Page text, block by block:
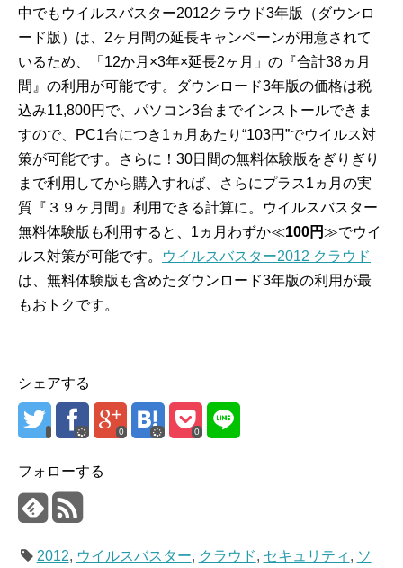
中でもウイルスバスター2012クラウド3年版（ダウンロ
ード版）は、2ヶ月間の延長キャンペーンが用意されて
いるため、「12か月×3年×延長2ヶ月」の『合計38ヵ月
間』の利用が可能です。ダウンロード3年版の価格は税
込み11,800円で、パソコン3台までインストールできま
すので、PC1台につき1ヵ月あたり“103円”でウイルス対
策が可能です。さらに！30日間の無料体験版をぎりぎり
まで利用してから購入すれば、さらにプラス1ヵ月の実
質『３９ヶ月間』利用できる計算に。ウイルスバスター
無料体験版も利用すると、1ヵ月わずか≪100円≫でウイ
ルス対策が可能です。
ウイルスバスター2012 クラウド
は、無料体験版も含めたダウンロード3年版の利用が最
もおトクです。
シェアする
0 0
フォローする
2012, ウイルスバスター, クラウド, セキュリティ , ソ